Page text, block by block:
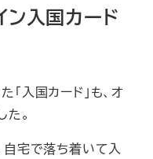
ン入国カード
入国カード」も、オ
。
宅で落ち着いて入